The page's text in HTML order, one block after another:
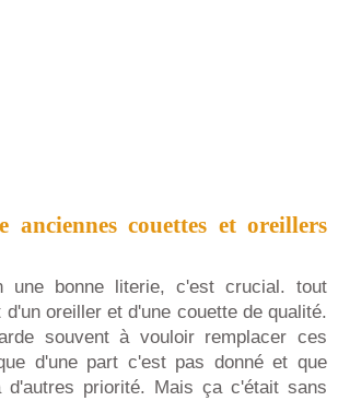
anciennes couettes et oreillers
une bonne literie, c'est crucial. tout
oreiller et d'une couette de qualité.
souvent à vouloir remplacer ces
d'une part c'est pas donné et que
d'autres priorité. Mais ça c'était sans